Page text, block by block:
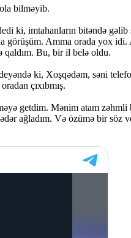
bilməyib.
ki, imtahanların bitəndə
Amma orada yox
qaldım. Bu, bir il belə oldu.
ki, Xoşqədəm, səni
çıxıbmış.
getdim. Mənim atam
ağladım. Və özümə bir söz